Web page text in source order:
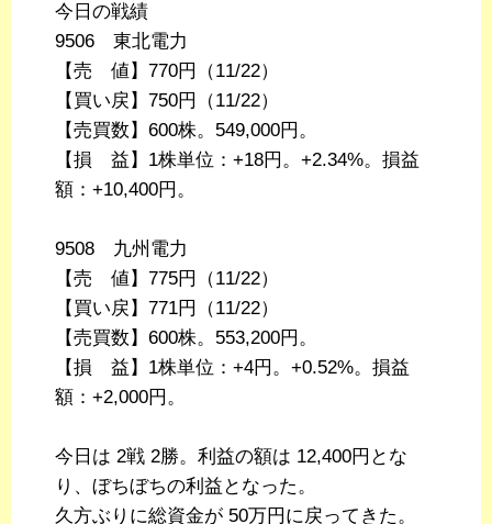
今日の戦績
9506 東北電力
【売 値】770円（11/22）
【買い戻】750円（11/22）
【売買数】600株。549,000円。
【損 益】1株単位：+18円。+2.34%。損益
額：+10,400円。
9508 九州電力
【売 値】775円（11/22）
【買い戻】771円（11/22）
【売買数】600株。553,200円。
【損 益】1株単位：+4円。+0.52%。損益
額：+2,000円。
今日は 2戦 2勝。利益の額は 12,400円とな
り、ぼちぼちの利益となった。
久方ぶりに総資金が 50万円に戻ってきた。